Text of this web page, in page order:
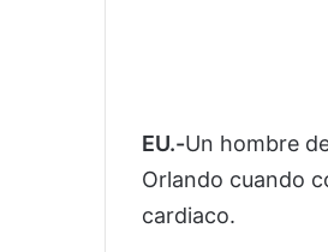
EU.-Un hombre
Orlando cuando
cardiaco.